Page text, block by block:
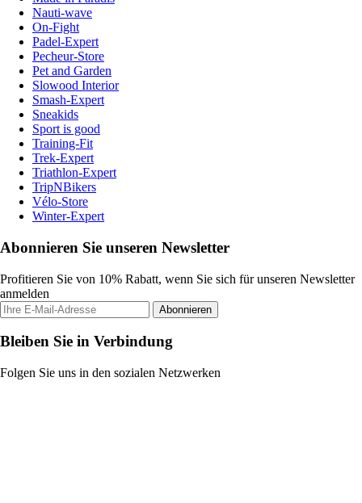
Nauti-wave
On-Fight
Padel-Expert
Pecheur-Store
Pet and Garden
Slowood Interior
Smash-Expert
Sneakids
Sport is good
Training-Fit
Trek-Expert
Triathlon-Expert
TripNBikers
Vélo-Store
Winter-Expert
Abonnieren Sie unseren Newsletter
Profitieren Sie von 10% Rabatt, wenn Sie sich für unseren Newsletter
anmelden
Abonnieren
Bleiben Sie in Verbindung
Folgen Sie uns in den sozialen Netzwerken